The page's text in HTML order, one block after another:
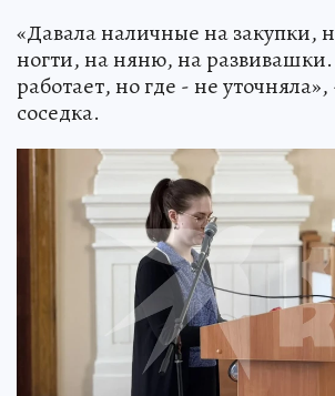
«Давала наличные на закупки,
ногти, на няню, на развивашки.
работает, но где - не
соседка.